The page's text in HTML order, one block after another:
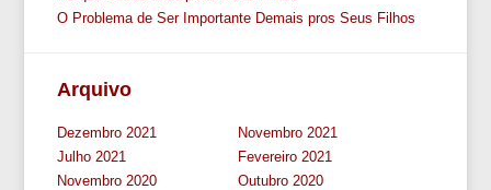
O Problema de Ser Importante Demais pros Seus Filhos
Arquivo
Dezembro 2021
Novembro 2021
Julho 2021
Fevereiro 2021
Novembro 2020
Outubro 2020